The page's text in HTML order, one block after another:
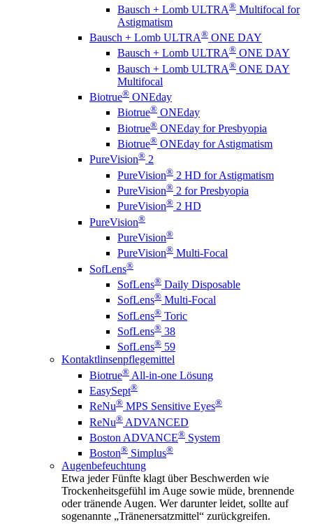
Bausch + Lomb ULTRA® Multifocal for
Astigmatism
Bausch + Lomb ULTRA® ONE DAY
Bausch + Lomb ULTRA® ONE DAY
Bausch + Lomb ULTRA® ONE DAY
Multifocal
Biotrue® ONEday
Biotrue® ONEday
Biotrue® ONEday for Presbyopia
Biotrue® ONEday for Astigmatism
PureVision® 2
PureVision® 2 HD for Astigmatism
PureVision® 2 for Presbyopia
PureVision® 2 HD
PureVision®
PureVision®
PureVision® Multi-Focal
SofLens®
SofLens® Daily Disposable
SofLens® Multi-Focal
SofLens® Toric
SofLens® 38
SofLens® 59
Kontaktlinsenpflegemittel
Biotrue® All-in-one Lösung
EasySept®
ReNu® MPS Sensitive Eyes®
ReNu® ADVANCED
Boston ADVANCE® System
Boston® Simplus®
Augenbefeuchtung
Etwa jeder Fünfte klagt über Beschwerden wie
Trockenheitsgefühl im Auge sowie müde, brennende
oder tränende Augen. Wer darunter leidet, sollte auf
sogenannte „Tränenersatzmittel“ zurückgreifen.